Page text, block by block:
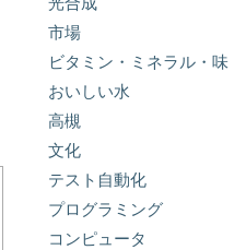
市場
ビタミン・ミネラル・味
おいしい水
高槻
文化
テスト自動化
プログラミング
コンピュータ